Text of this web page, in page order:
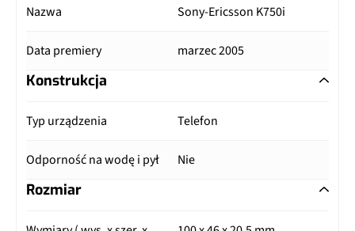
Nazwa Sony-Ericsson K750i
Data premiery marzec 2005
Konstrukcja
Typ urządzenia Telefon
Odporność na wodę i pył Nie
Rozmiar